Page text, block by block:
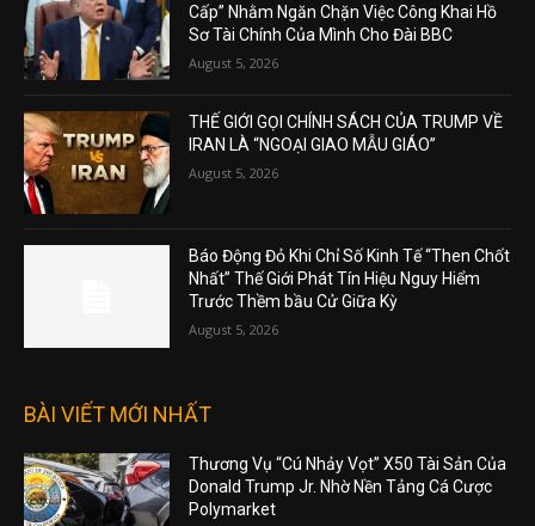
Cấp” Nhằm Ngăn Chặn Việc Công Khai Hồ
Sơ Tài Chính Của Mình Cho Đài BBC
August 5, 2026
THẾ GIỚI GỌI CHÍNH SÁCH CỦA TRUMP VỀ
IRAN LÀ “NGOẠI GIAO MẪU GIÁO”
August 5, 2026
Báo Động Đỏ Khi Chỉ Số Kinh Tế “Then Chốt
Nhất” Thế Giới Phát Tín Hiệu Nguy Hiểm
Trước Thềm bầu Cử Giữa Kỳ
August 5, 2026
BÀI VIẾT MỚI NHẤT
Thương Vụ “Cú Nhảy Vọt” X50 Tài Sản Của
Donald Trump Jr. Nhờ Nền Tảng Cá Cược
Polymarket